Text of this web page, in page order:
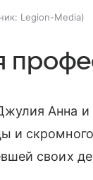
Legion-Media
Анна
и
своих